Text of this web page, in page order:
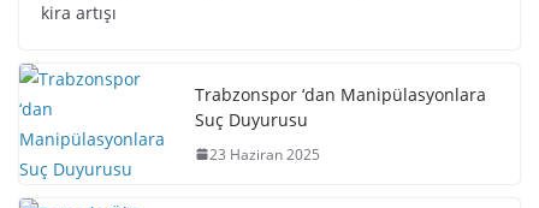
kira artışı
Trabzonspor ‘dan Manipülasyonlara
Suç Duyurusu
23 Haziran 2025